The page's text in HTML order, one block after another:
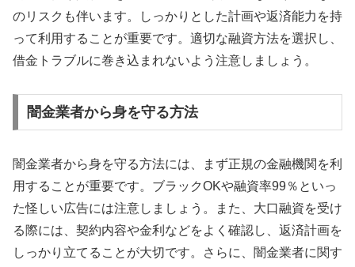
のリスクも伴います。しっかりとした計画や返済能力を持
って利用することが重要です。適切な融資方法を選択し、
借金トラブルに巻き込まれないよう注意しましょう。
闇金業者から身を守る方法
闇金業者から身を守る方法には、まず正規の金融機関を利
用することが重要です。ブラックOKや融資率99％といっ
た怪しい広告には注意しましょう。また、大口融資を受け
る際には、契約内容や金利などをよく確認し、返済計画を
しっかり立てることが大切です。さらに、闇金業者に関す